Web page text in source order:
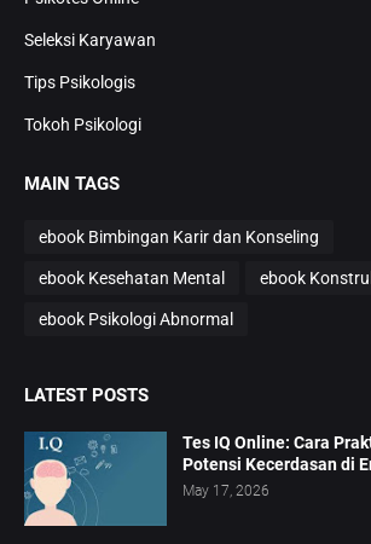
Seleksi Karyawan
Tips Psikologis
Tokoh Psikologi
MAIN TAGS
ebook Bimbingan Karir dan Konseling
ebook Kesehatan Mental ebook
ebook Psikologi Abnormal
LATEST POSTS
Tes IQ Online: Cara
Potensi Kecerdasan di
May 17, 2026